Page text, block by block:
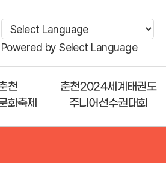
Powered bySelect Language
천
화축제
춘천2024세계태권도
주니어선수권대회